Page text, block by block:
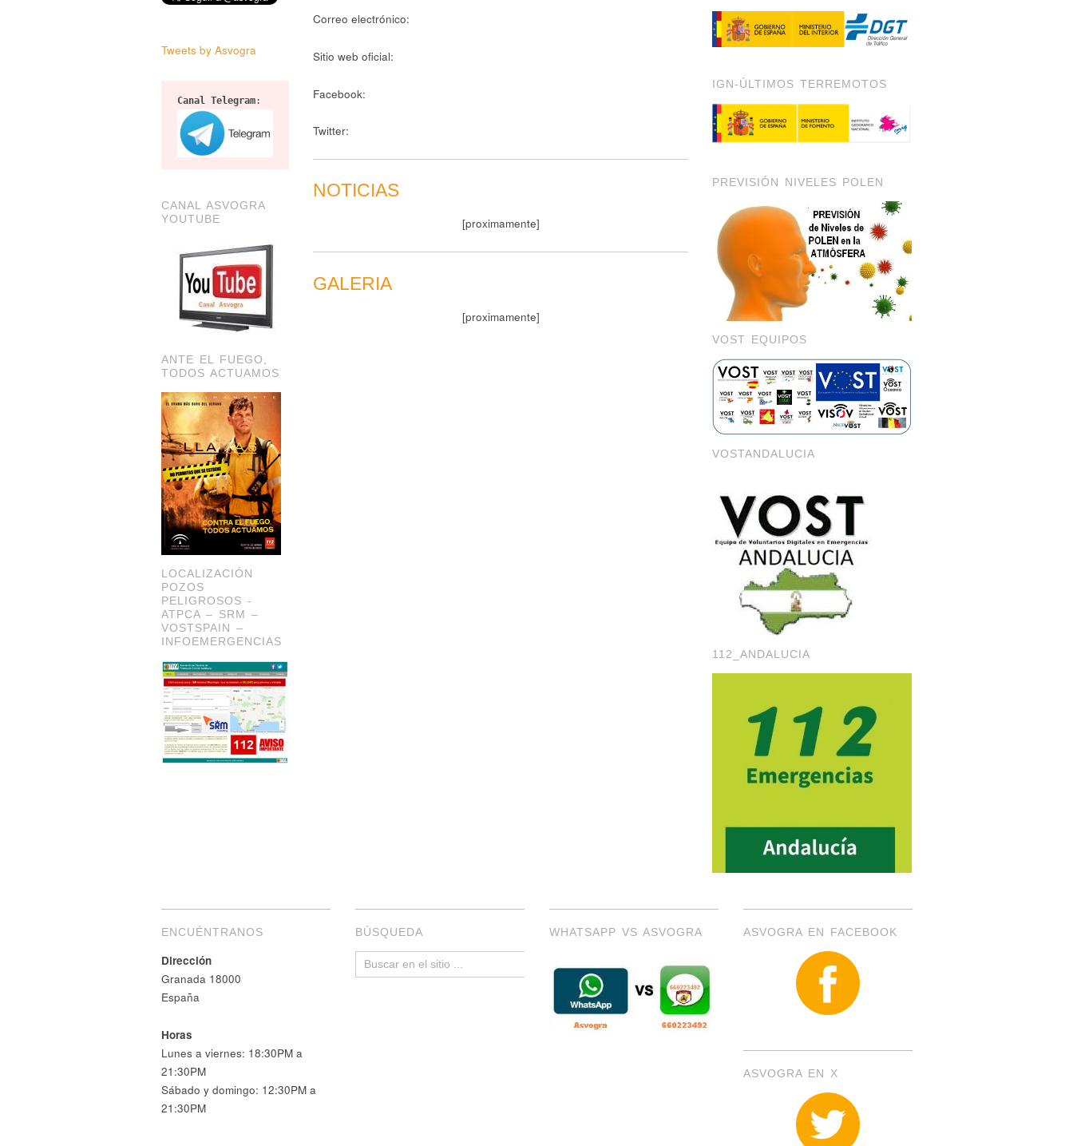
Tweets by Asvogra
Canal Telegram:
CANAL ASVOGRA
YOUTUBE
ANTE EL FUEGO,
TODOS ACTUAMOS
LOCALIZACIÓN
POZOS
PELIGROSOS -
ATPCA – SRM –
VOSTSPAIN –
INFOEMERGENCIAS
Correo electrónico:
Sitio web oficial:
Facebook:
Twitter:
NOTICIAS
[proximamente]
GALERIA
[proximamente]
IGN-ÚLTIMOS TERREMOTOS
PREVISIÓN NIVELES POLEN
VOST EQUIPOS
VOSTANDALUCIA
112_ANDALUCIA
ENCUÉNTRANOS
Dirección
Granada 18000
España
Horas
Lunes a viernes: 18:30PM a
21:30PM
Sábado y domingo: 12:30PM a
21:30PM
BÚSQUEDA WHATSAPP VS ASVOGRA ASVOGRA EN FACEBOOK
ASVOGRA EN X